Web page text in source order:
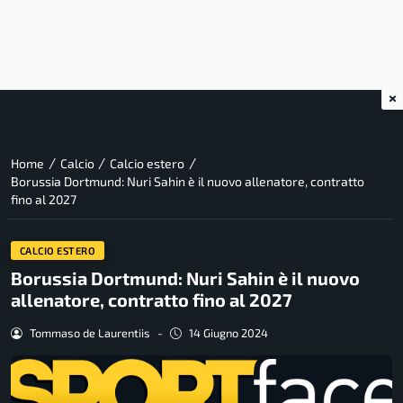
Home / Calcio / Calcio estero /
Borussia Dortmund: Nuri Sahin è il nuovo allenatore, contratto
fino al 2027
CALCIO ESTERO
Borussia Dortmund: Nuri Sahin è il nuovo
allenatore, contratto fino al 2027
Tommaso de Laurentiis - 14 Giugno 2024
×